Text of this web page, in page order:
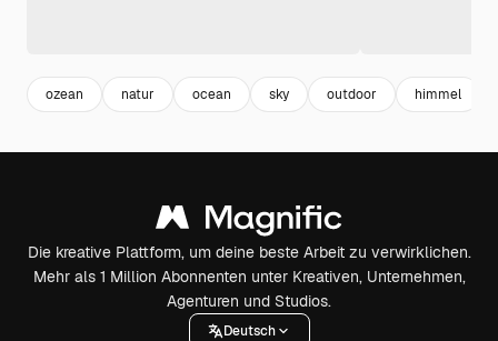
ozean natur ocean sky outdoor himmel
Die kreative Plattform, um deine beste Arbeit zu verwirklichen.
Mehr als 1 Million Abonnenten unter Kreativen, Unternehmen,
Agenturen und Studios.
Deutsch